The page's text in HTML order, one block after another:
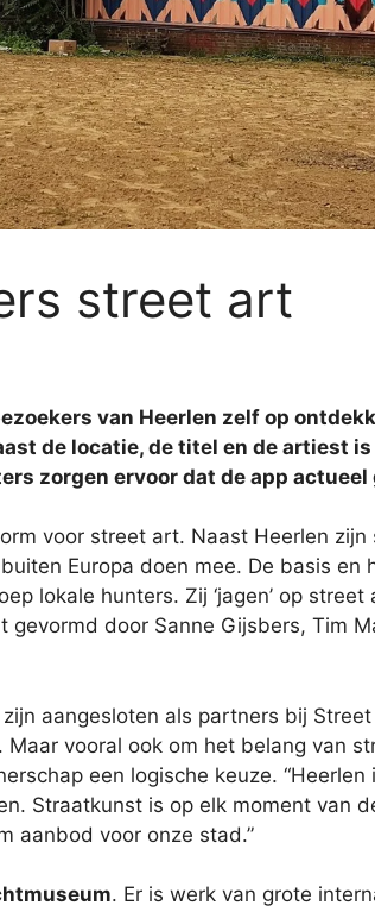
street art
van Heerlen zelf op
de locatie, de titel en de artiest
zorgen ervoor dat de app
voor street art. Naast Heerlen
Europa doen mee. De basis
lokale hunters. Zij ‘jagen’ op
door Sanne Gijsbers, Tim
aangesloten als partners bij
vooral ook om het belang van
een logische keuze.
Straatkunst is op elk moment van
aanbod voor onze stad.”
. Er is werk van grote